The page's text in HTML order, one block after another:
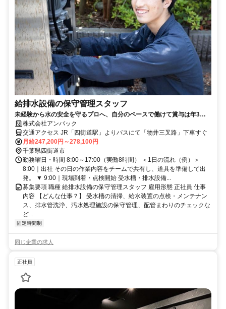
給排水設備の保守管理スタッフ
未経験から水の安全を守るプロへ、自分のペースで働けて賞与は年3
回！資格もスキルもしっかり身につきます
株式会社アンバック
交通アクセス JR「四街道駅」よりバスにて「物井三叉路」下車すぐ
月給247,200円～278,100円
千葉県四街道市
勤務曜日・時間 8:00～17:00（実働8時間） ＜1日の流れ（例）＞
8:00｜出社 その日の作業内容をチームで共有し、道具を準備して出
発。 ▼ 9:00｜現場到着・点検開始 受水槽・排水設備...
募集要項 職種 給排水設備の保守管理スタッフ 雇用形態 正社員 仕事
内容 【どんな仕事？】 受水槽の清掃、給水装置の点検・メンテナン
ス、排水管洗浄、汚水処理施設の保守管理、配管まわりのチェックな
ど...
固定時間制
同じ企業の求人
正社員